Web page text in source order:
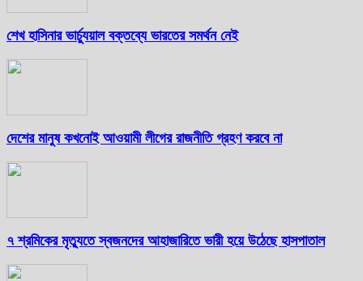
শেখ হাসিনার ভার্চ্যুয়াল বক্তব্যে ভারতের সমর্থন নেই
দেশের মানুষ কখনোই আওয়ামী লীগের রাজনীতি গ্রহণ করবে না
৭ শ্রমিকের মৃত্যুতে স্বজনদের আহাজারিতে ভারী হয়ে উঠেছে হাসপাতাল